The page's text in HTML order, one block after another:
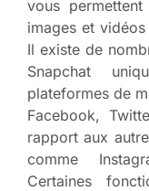
vous
images et vidéos
Il existe de
Snapchat
plateformes de
Facebook,
rapport aux
comme
Certaines